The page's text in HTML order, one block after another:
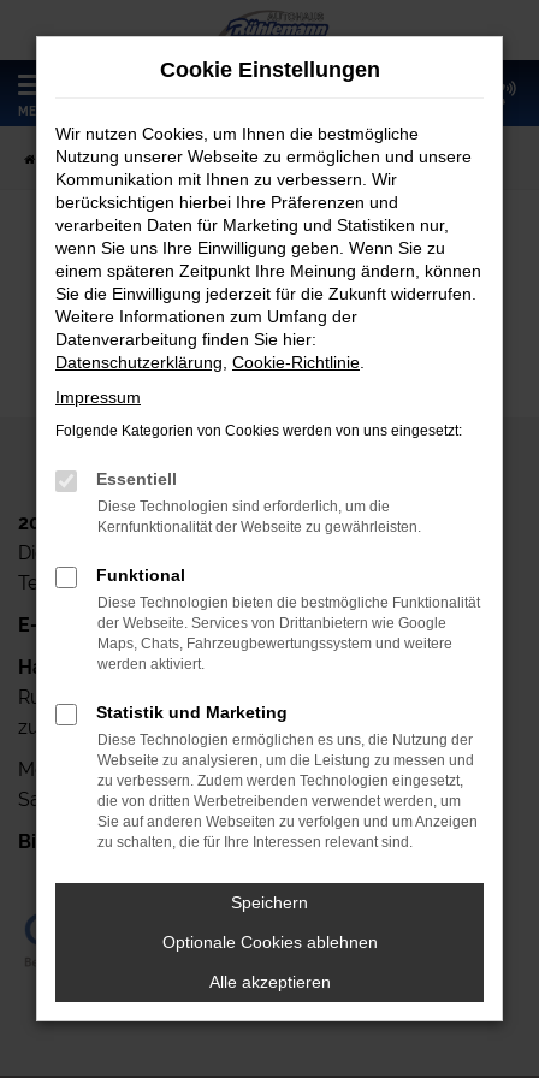
Zum
Hauptinhalt
springen
MENÜ
Startseite Teilen
Teilen
2024 Autohaus Rühlemann GmbH
Dieskaustr. 102, D-04249 Leipzig
Telefax: +49 341-42640-25
E-Mail:
info@autohaus-ruehlemann.de
Haben Sie noch Fragen?
Rufen Sie uns doch einfach an, wir stehen Ihnen gerne
zur Verfügung.
Mo.- Fr.: 7.00 Uhr bis 18.00 Uhr
Sa.: 08.00 Uhr bis 13.00 Uhr
Bis gleich!+49 341-42640-0
Cookie Einstellungen
Wir nutzen Cookies, um Ihnen die bestmögliche
Nutzung unserer Webseite zu ermöglichen und unsere
Kommunikation mit Ihnen zu verbessern. Wir
berücksichtigen hierbei Ihre Präferenzen und
verarbeiten Daten für Marketing und Statistiken nur,
wenn Sie uns Ihre Einwilligung geben. Wenn Sie zu
einem späteren Zeitpunkt Ihre Meinung ändern, können
Sie die Einwilligung jederzeit für die Zukunft widerrufen.
Weitere Informationen zum Umfang der
Datenverarbeitung finden Sie hier:
Datenschutzerklärung Cookie-Richtlinie
Impressum
Folgende Kategorien von Cookies werden von uns eingesetzt:
Essentiell
Diese Technologien sind erforderlich, um die
Kernfunktionalität der Webseite zu gewährleisten.
Funktional
Diese Technologien bieten die bestmögliche Funktionalität
der Webseite. Services von Drittanbietern wie Google
Maps, Chats, Fahrzeugbewertungssystem und weitere
werden aktiviert.
Statistik und Marketing
Diese Technologien ermöglichen es uns, die Nutzung der
Webseite zu analysieren, um die Leistung zu messen und
zu verbessern. Zudem werden Technologien eingesetzt,
die von dritten Werbetreibenden verwendet werden, um
Sie auf anderen Webseiten zu verfolgen und um Anzeigen
zu schalten, die für Ihre Interessen relevant sind.
Speichern
Optionale Cookies ablehnen
Alle akzeptieren